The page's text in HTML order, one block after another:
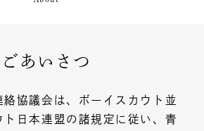
ごあいさつ
絡協議会は、ボーイスカウト並
ト日本連盟の諸規定に従い、青